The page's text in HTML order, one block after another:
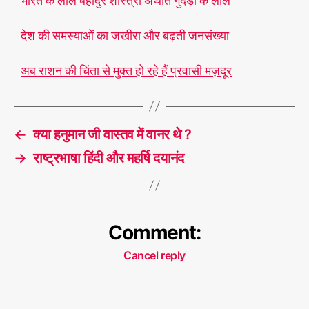
देश की समस्याओं का जखीरा और बढ़ती जनसंख्या
अब राशन की चिंता से मुक्त हो रहे हैं प्रवासी मज़दूर
← क्या हनुमान जी वास्तव में वानर थे ?
→ राष्ट्रभाषा हिंदी और महर्षि दयानंद
Comment:
Cancel reply